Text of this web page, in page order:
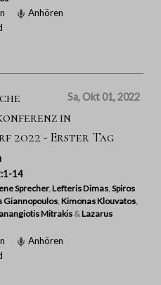
Anhören
Sa, Okt 01, 2022
in
2022 - Erster Tag
14
Sprecher, Lefteris Dimas Spiros
Giannopoulos Kimonas Klouvatos
Mitrakis & Lazarus
Anhören